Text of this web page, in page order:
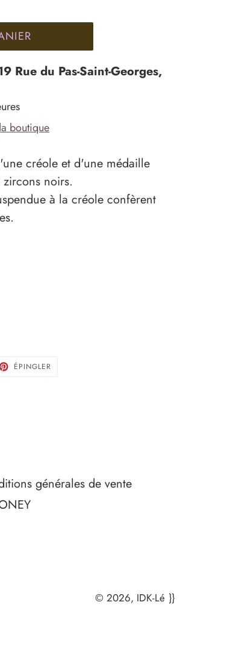
Rue du Pas-Saint-Georges,
boutique
créole et d'une médaille
noirs.
à la créole confèrent
ÉPINGLER
générales de vente
© 2026, IDK-Lé }}